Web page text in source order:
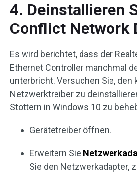
4. Deinstallieren
Conflict Network
Es wird berichtet, dass der
Ethernet Controller manchmal
unterbricht. Versuchen Sie,
Netzwerktreiber zu
Stottern in Windows 10 zu
Gerätetreiber öffnen.
Erweitern Sie
Sie den Netzwerkadapter,